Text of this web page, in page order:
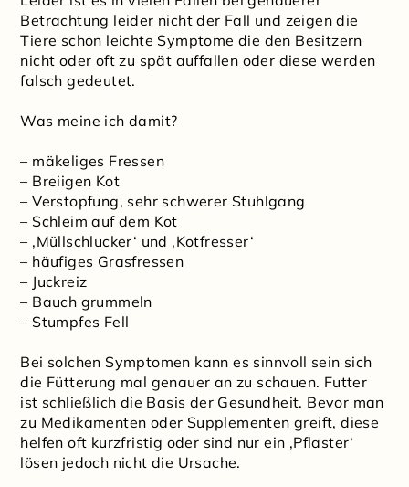
Betrachtung leider nicht der Fall und zeigen die
Tiere schon leichte Symptome die den Besitzern
nicht oder oft zu spät auffallen oder diese werden
falsch gedeutet.
Was meine ich damit?
– mäkeliges Fressen
– Breiigen Kot
– Verstopfung, sehr schwerer Stuhlgang
– Schleim auf dem Kot
– ‚Müllschlucker‘ und ‚Kotfresser‘
– häufiges Grasfressen
– Juckreiz
– Bauch grummeln
– Stumpfes Fell
Bei solchen Symptomen kann es sinnvoll sein sich
die Fütterung mal genauer an zu schauen. Futter
ist schließlich die Basis der Gesundheit. Bevor man
zu Medikamenten oder Supplementen greift, diese
helfen oft kurzfristig oder sind nur ein ‚Pflaster‘
lösen jedoch nicht die Ursache.